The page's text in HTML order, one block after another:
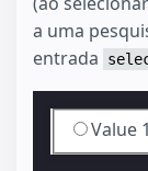
a uma
entrada
Value 1